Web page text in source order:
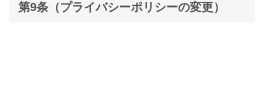
第9条（プライバシーポリシーの変更）